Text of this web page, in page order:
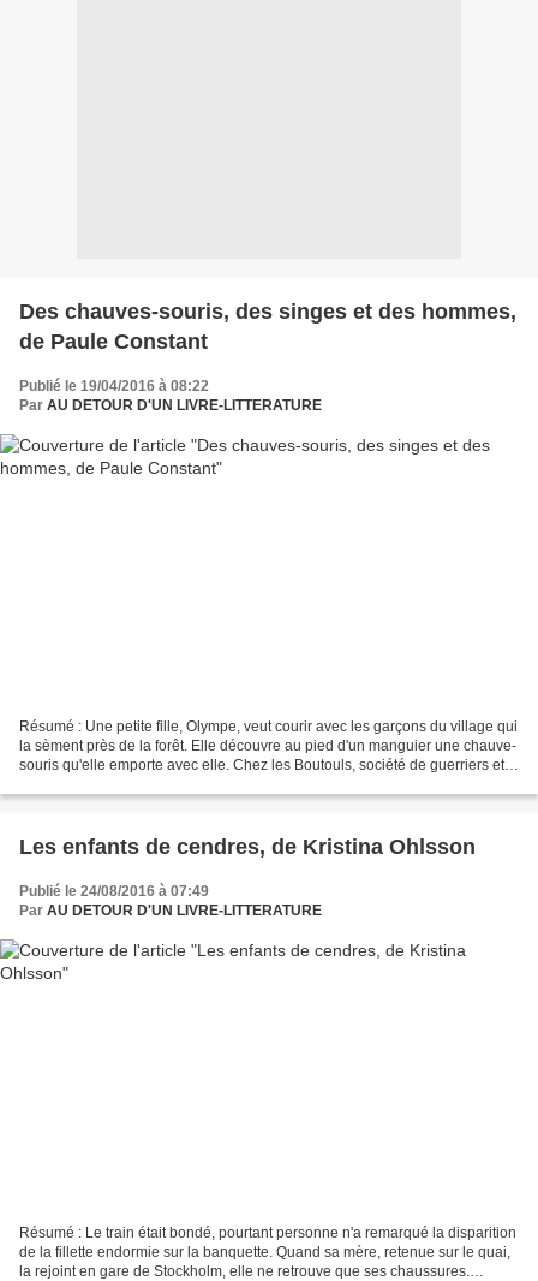
Des chauves-souris, des singes et des hommes,
de Paule Constant
Publié le 19/04/2016 à 08:22
Par AU DETOUR D'UN LIVRE-LITTERATURE
Résumé : Une petite fille, Olympe, veut courir avec les garçons du village qui
la sèment près de la forêt. Elle découvre au pied d'un manguier une chauve-
souris qu'elle emporte avec elle. Chez les Boutouls, société de guerriers et
Les enfants de cendres, de Kristina Ohlsson
Publié le 24/08/2016 à 07:49
Par AU DETOUR D'UN LIVRE-LITTERATURE
Résumé : Le train était bondé, pourtant personne n'a remarqué la disparition
de la fillette endormie sur la banquette. Quand sa mère, retenue sur le quai,
la rejoint en gare de Stockholm, elle ne retrouve que ses chaussures.